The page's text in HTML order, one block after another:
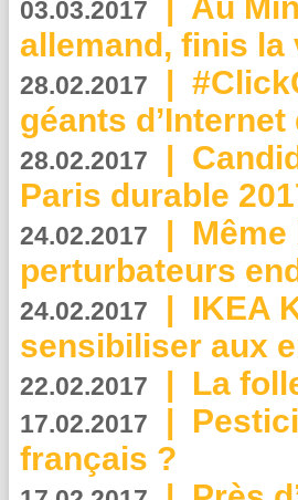
03.03.2017
allemand, finis la
28.02.2017 |
géants
28.02.2017 |
Paris durable
24.02.2017 |
perturbateurs
24.02.2017 | IKEA
sensibiliser aux
22.02.2017 | La
17.02.2017 |
français ?